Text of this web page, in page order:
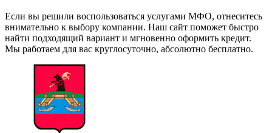
Если вы решили воспользоваться услугами МФО, отнеситесь
внимательно к выбору компании. Наш сайт поможет быстро
найти подходящий вариант и мгновенно оформить кредит.
Мы работаем для вас круглосуточно, абсолютно бесплатно.